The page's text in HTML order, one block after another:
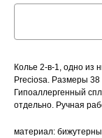
Колье 2-в-1, одно из
Preciosa. Размеры 38
Гипоаллергенный
отдельно. Ручная
материал: